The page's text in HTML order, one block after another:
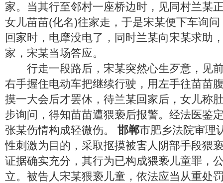
家。当其行至邻村一座桥边时，见同村兰某
女儿苗苗(化名)往家走，于是宋某便下车询
回家时，电摩没电了，同时兰某向宋某求助
家，宋某当场答应。
行走一段路后，宋某突然心生歹意，见
右手握住电动车把继续行驶，用左手往苗苗
摸一大会后才罢休，待兰某回家后，女儿称
步询问，得知苗苗遭猥亵后报警。经法医鉴
张某伤情构成轻微伤。 邯郸市肥乡法院审理
性刺激为目的，采取抠摸被害人阴部手段猥
证据确实充分，其行为已构成猥亵儿童罪，
立。被告人宋某猥亵儿童，依法应当从重处